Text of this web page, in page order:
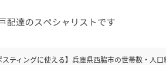
スティングに使える】兵庫県西脇市の世帯数・人